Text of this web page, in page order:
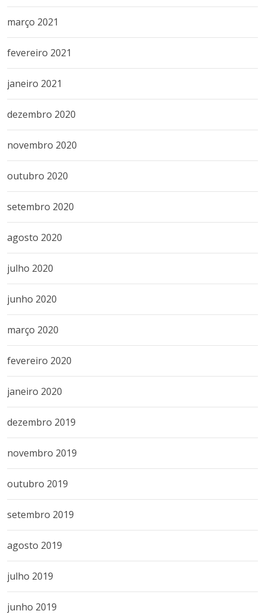
março 2021
fevereiro 2021
janeiro 2021
dezembro 2020
novembro 2020
outubro 2020
setembro 2020
agosto 2020
julho 2020
junho 2020
março 2020
fevereiro 2020
janeiro 2020
dezembro 2019
novembro 2019
outubro 2019
setembro 2019
agosto 2019
julho 2019
junho 2019